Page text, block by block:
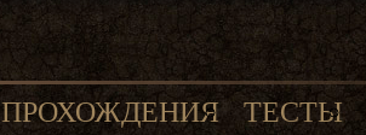
ПРОХОЖДЕНИЯ ТЕСТЫ